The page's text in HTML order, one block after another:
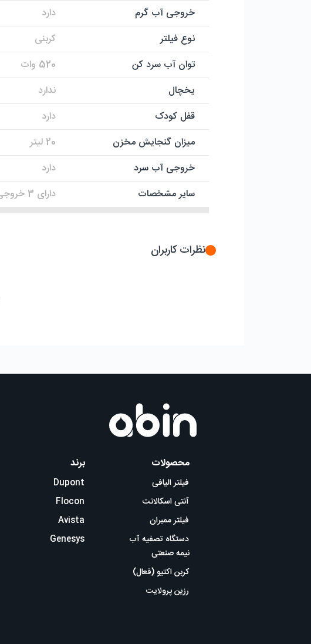
خروجی آب گرم
دارد
نوع فیلتر
کربنی
توان آب سرد کن
520 وات
یخچال
ندارد
قفل کودک
دارد
میزان گنجایش مخزن
20 لیتر
خروجی آب سرد
دارد
سایر مشخصات
دارای 3 خروجی آب قفل ايمني آب گرم براي کودکان ايمني براي جلوگيري از گرم شدن زياد چراغ نشانگر
نظرات کاربران
محصولات
فیلتر الیافی
آنتی اسکالانت
فیلتر ممبران
دستگاه تصفیه آب
نیمه صنعتی
کربن اکتیو (فعال)
رزین پرولایت
برند
Dupont
Flocon
Avista
Genesys